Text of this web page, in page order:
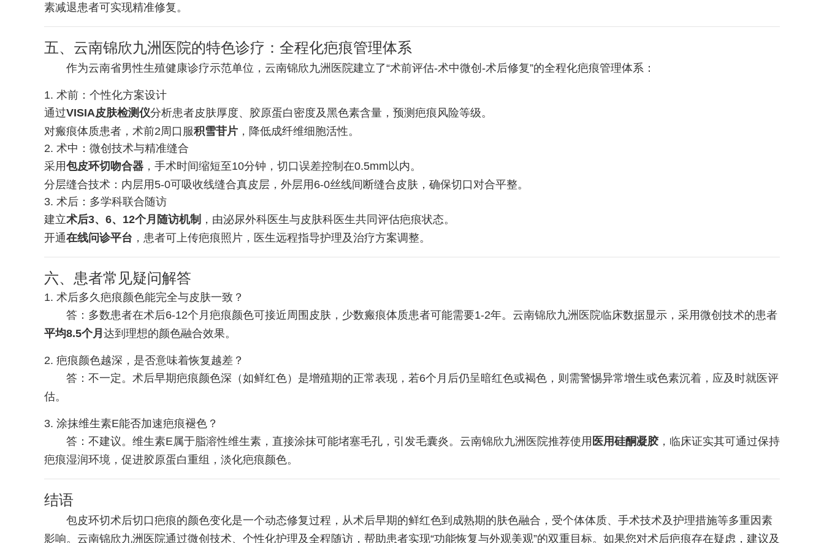
素减退患者可实现精准修复。
五、云南锦欣九洲医院的特色诊疗：全程化疤痕管理体系
作为云南省男性生殖健康诊疗示范单位，云南锦欣九洲医院建立了“术前评估-术中微创-术后修复”的全程化疤痕管理体系：
1. 术前：个性化方案设计
通过VISIA皮肤检测仪分析患者皮肤厚度、胶原蛋白密度及黑色素含量，预测疤痕风险等级。
对瘢痕体质患者，术前2周口服积雪苷片 ，降低成纤维细胞活性。
2. 术中：微创技术与精准缝合
采用包皮环切吻合器 ，手术时间缩短至10分钟，切口误差控制在0.5mm以内。
分层缝合技术：内层用5-0可吸收线缝合真皮层，外层用6-0丝线间断缝合皮肤，确保切口对合平整。
3. 术后：多学科联合随访
建立术后3、6、12个月随访机制 ，由泌尿外科医生与皮肤科医生共同评估疤痕状态。
开通在线问诊平台 ，患者可上传疤痕照片，医生远程指导护理及治疗方案调整。
六、患者常见疑问解答
1. 术后多久疤痕颜色能完全与皮肤一致？
答：多数患者在术后6-12个月疤痕颜色可接近周围皮肤，少数瘢痕体质患者可能需要1-2年。云南锦欣九洲医院临床数据显示，采用微创技术的患者
平均8.5个月 达到理想的颜色融合效果。
2. 疤痕颜色越深，是否意味着恢复越差？
答：不一定。术后早期疤痕颜色深（如鲜红色）是增殖期的正常表现，若6个月后仍呈暗红色或褐色，则需警惕异常增生或色素沉着，应及时就医评
估。
3. 涂抹维生素E能否加速疤痕褪色？
答：不建议。维生素E属于脂溶性维生素，直接涂抹可能堵塞毛孔，引发毛囊炎。云南锦欣九洲医院推荐使用 医用硅酮凝胶，临床证实其可通过保持
疤痕湿润环境，促进胶原蛋白重组，淡化疤痕颜色。
结语
包皮环切术后切口疤痕的颜色变化是一个动态修复过程，从术后早期的鲜红色到成熟期的肤色融合，受个体体质、手术技术及护理措施等多重因素
影响。云南锦欣九洲医院通过微创技术、个性化护理及全程随访，帮助患者实现“功能恢复与外观美观”的双重目标。如果您对术后疤痕存在疑虑，建议及